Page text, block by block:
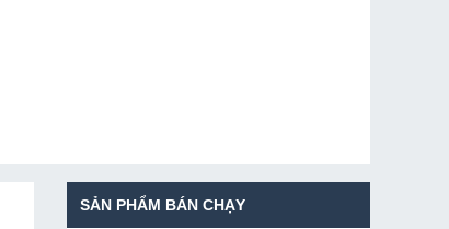
SẢN PHẨM BÁN CHẠY